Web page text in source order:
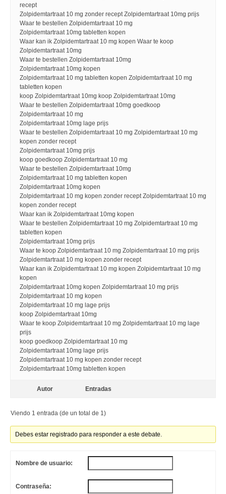
recept
Zolpidemtartraat 10 mg zonder recept Zolpidemtartraat 10mg prijs
Waar te bestellen Zolpidemtartraat 10 mg
Zolpidemtartraat 10mg tabletten kopen
Waar kan ik Zolpidemtartraat 10 mg kopen Waar te koop
Zolpidemtartraat 10mg
Waar te bestellen Zolpidemtartraat 10mg
Zolpidemtartraat 10mg kopen
Zolpidemtartraat 10 mg tabletten kopen Zolpidemtartraat 10 mg
tabletten kopen
koop Zolpidemtartraat 10mg koop Zolpidemtartraat 10mg
Waar te bestellen Zolpidemtartraat 10mg goedkoop
Zolpidemtartraat 10 mg
Zolpidemtartraat 10mg lage prijs
Waar te bestellen Zolpidemtartraat 10 mg Zolpidemtartraat 10 mg
kopen zonder recept
Zolpidemtartraat 10mg prijs
koop goedkoop Zolpidemtartraat 10 mg
Waar te bestellen Zolpidemtartraat 10mg
Zolpidemtartraat 10 mg tabletten kopen
Zolpidemtartraat 10mg kopen
Zolpidemtartraat 10 mg kopen zonder recept Zolpidemtartraat 10 mg
kopen zonder recept
Waar kan ik Zolpidemtartraat 10mg kopen
Waar te bestellen Zolpidemtartraat 10 mg Zolpidemtartraat 10 mg
tabletten kopen
Zolpidemtartraat 10mg prijs
Waar te koop Zolpidemtartraat 10 mg Zolpidemtartraat 10 mg prijs
Zolpidemtartraat 10 mg kopen zonder recept
Waar kan ik Zolpidemtartraat 10 mg kopen Zolpidemtartraat 10 mg
kopen
Zolpidemtartraat 10mg kopen Zolpidemtartraat 10 mg prijs
Zolpidemtartraat 10 mg kopen
Zolpidemtartraat 10 mg lage prijs
koop Zolpidemtartraat 10mg
Waar te koop Zolpidemtartraat 10 mg Zolpidemtartraat 10 mg lage
prijs
koop goedkoop Zolpidemtartraat 10 mg
Zolpidemtartraat 10mg lage prijs
Zolpidemtartraat 10 mg kopen zonder recept
Zolpidemtartraat 10mg tabletten kopen
Autor Entradas
Viendo 1 entrada (de un total de 1)
Debes estar registrado para responder a este debate.
Nombre de usuario:
Contraseña: